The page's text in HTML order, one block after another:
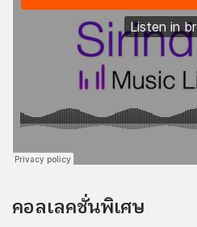
คอลเลคชั่นพิเศษ